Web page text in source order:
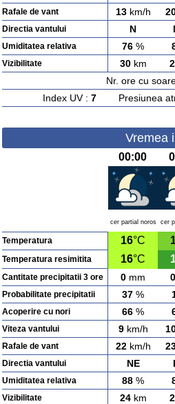
Rafale de vant 13km/h
Directia vantului N
Umiditatea relativa 76 %
Vizibilitate 30km
Nr. ore cu
Index UV : 7Presiunea
Vremea
00:00
cer partial noros cer
Temperatura 16°C
Temperatura resimitita 16°C
Cantitate precipitatii 3 ore 0 mm 0
Probabilitate precipitatii 37 %
Acoperire cu nori 66 %
Viteza vantului 9km/h
Rafale de vant 22km/h
Directia vantului NE
Umiditatea relativa 88 %
Vizibilitate 24km